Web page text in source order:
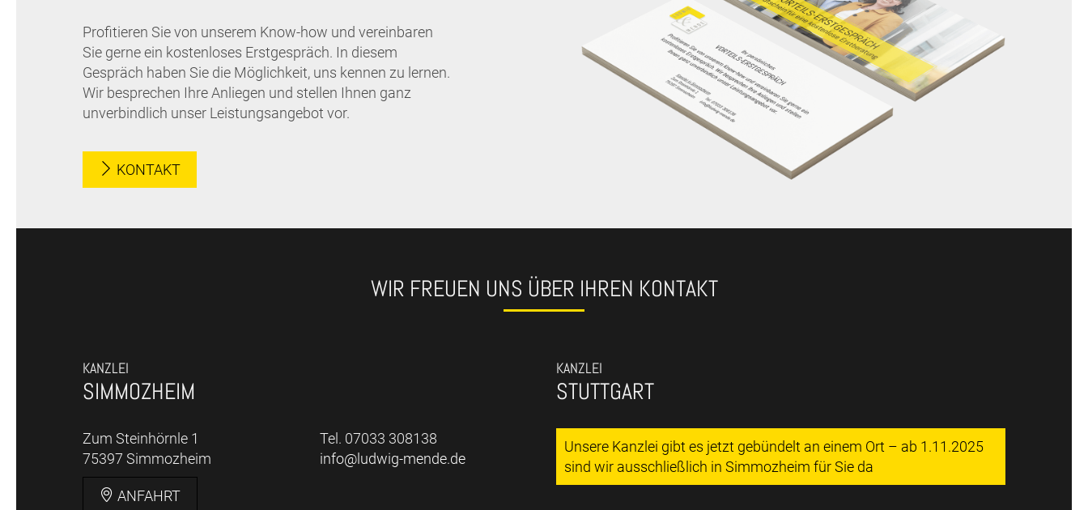
Profitieren Sie von unserem Know-how und vereinbaren
Sie gerne ein kostenloses Erstgespräch. In diesem
Gespräch haben Sie die Möglichkeit, uns kennen zu lernen.
Wir besprechen Ihre Anliegen und stellen Ihnen ganz
unverbindlich unser Leistungsangebot vor.
KONTAKT
WIR FREUEN UNS ÜBER IHREN KONTAKT
KANZLEI
SIMMOZHEIM
Zum Steinhörnle 1
75397 Simmozheim
ANFAHRT
Tel. 07033 308138
info@ludwig-mende.de
KANZLEI
STUTTGART
Unsere Kanzlei gibt es jetzt gebündelt an einem Ort – ab 1.11.2025
sind wir ausschließlich in Simmozheim für Sie da